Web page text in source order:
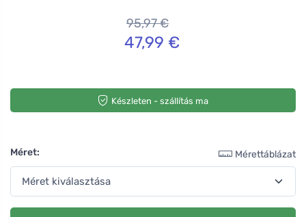
95,97 €
47,99 €
Készleten - szállítás ma
Méret: Mérettáblázat